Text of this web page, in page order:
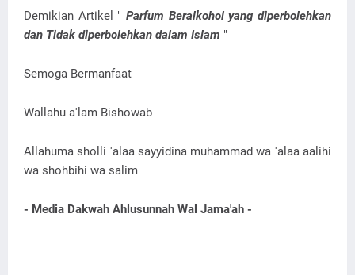
Demikian Artikel " Parfum Beralkohol yang diperbolehkan
dan Tidak diperbolehkan dalam Islam "
Semoga Bermanfaat
Wallahu a'lam Bishowab
Allahuma sholli 'alaa sayyidina muhammad wa 'alaa aalihi
wa shohbihi wa salim
- Media Dakwah Ahlusunnah Wal Jama'ah -